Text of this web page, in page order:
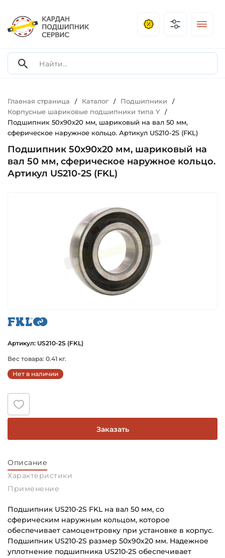
Главная страница / Каталог / Подшипники /
Корпусные шариковые подшипники типа Y /
Подшипник 50х90х20 мм, шариковый на вал 50 мм,
сферическое наружное кольцо. Артикул US210-2S (FKL)
Подшипник 50х90х20 мм, шариковый на
вал 50 мм, сферическое наружное кольцо.
Артикул US210-2S (FKL)
Артикул: US210-2S (FKL)
Вес товара: 0.41 кг.
Нет в наличии
Заказать
Описание
Характеристики
Применение
Подшипник US210-2S FKL на вал 50 мм, со
сферическим наружным кольцом, которое
обеспечивает самоцентровку при установке в корпус.
Подшипник US210-2S размер 50х90х20 мм. Надежное
уплотнение подшипника US210-2S обеспечивает